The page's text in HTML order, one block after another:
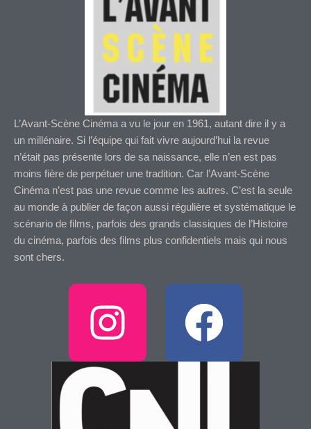
L’Avant-Scène Cinéma a vu le jour en 1961, autant dire il y a
un millénaire. Si l’équipe qui fait vivre aujourd’hui la revue
n’était pas présente lors de sa naissance, elle n’en est pas
moins fière de perpétuer une tradition. Car l’Avant-Scène
Cinéma n’est pas une revue comme les autres. C’est la seule
au monde à publier de façon aussi régulière et systématique le
scénario de films, parfois des grands classiques de l’Histoire
du cinéma, parfois des films plus confidentiels mais qui nous
sont chers.
I
n
s
t
F
a